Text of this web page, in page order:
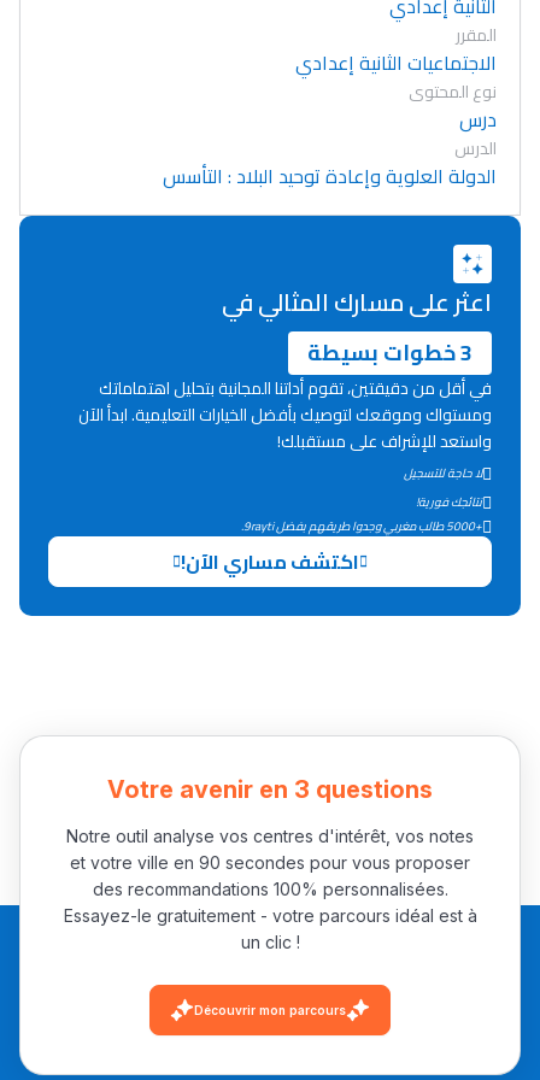
التعليم الثانوي التأهيلي
Collège au Maroc
Interviews/Vidéos
+ de 89 Interviews/Vidéos
المقرر
الاجتماعيات الثانية إعدادي
نوع المحتوى
درس
الدرس
الدولة العلوية وإعادة توحيد البلاد : التأسس
اعثر على مسارك المثالي في
3 خطوات بسيطة
في أقل من دقيقتين، تقوم أداتنا المجانية بتحليل اهتماماتك
ومستواك وموقعك لتوصيك بأفضل الخيارات التعليمية. ابدأ الآن
واستعد للإشراف على مستقبلك!
لا حاجة للتسجيل
نتائجك فورية!
+5000 طالب مغربي وجدوا طريقهم بفضل 9rayti.
اكتشف مساري الآن!
Votre avenir en 3 questions
Notre outil analyse vos centres d'intérêt, vos notes
et votre ville en 90 secondes pour vous proposer
des recommandations 100% personnalisées.
Essayez-le gratuitement - votre parcours idéal est à
un clic !
Découvrir mon parcours